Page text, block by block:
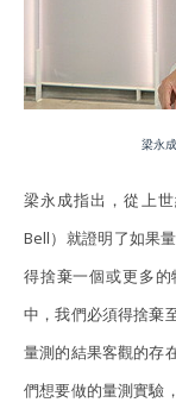
梁永
梁永成指出，從上
Bell）就證明了如果
得捨棄一個或更多
中，我們必須得捨棄
量測的結果客觀的存
們想要做的量測實驗